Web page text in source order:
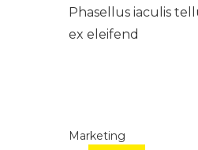
Phasellus iaculis
ex eleifend
Marketing